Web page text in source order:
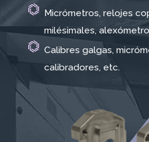
Micrómetros, relojes
milésimales,
Calibres galgas,
calibradores, etc.